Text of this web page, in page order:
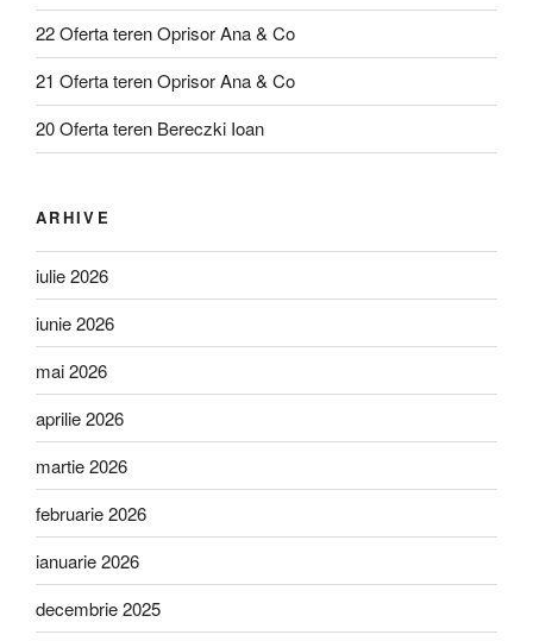
22 Oferta teren Oprisor Ana & Co
21 Oferta teren Oprisor Ana & Co
20 Oferta teren Bereczki Ioan
ARHIVE
iulie 2026
iunie 2026
mai 2026
aprilie 2026
martie 2026
februarie 2026
ianuarie 2026
decembrie 2025